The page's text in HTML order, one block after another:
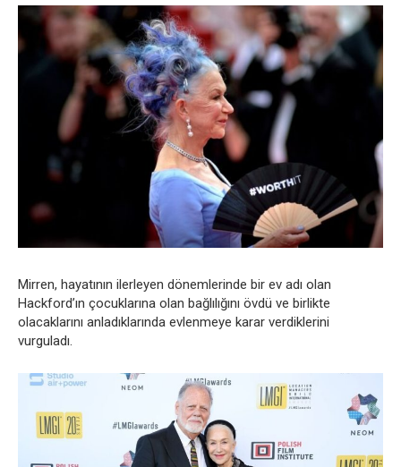
Mirren, hayatının ilerleyen dönemlerinde bir ev adı olan
Hackford’ın çocuklarına olan bağlılığını övdü ve birlikte
olacaklarını anladıklarında evlenmeye karar verdiklerini
vurguladı.